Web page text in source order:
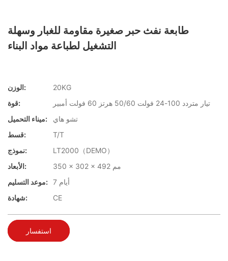
طابعة نفث حبر صغيرة مقاومة للغبار وسهلة
التشغيل لطباعة مواد البناء
الوزن:
20KG
قوة:
تيار متردد 100-24 فولت 50/60 هرتز 60 فولت أمبير
ميناء التحميل:
تشو هاي
قسط:
T/T
نموذج:
LT2000（DEMO）
الأبعاد:
350 × 302 × 492 مم
موعد التسليم:
7 أيام
شهادة:
CE
استفسار